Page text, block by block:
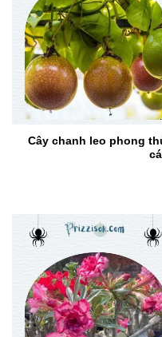
Cây chanh leo phong